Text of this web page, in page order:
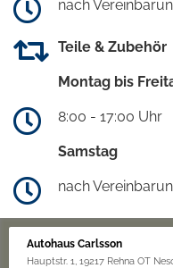
nach
Teile & Zubehör
Montag bis
8:00 - 17:00 Uhr
Samstag
nach
Autohaus Carlsson
Hauptstr. 1, 19217 Rehna OT